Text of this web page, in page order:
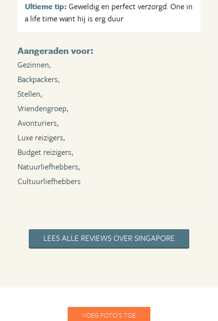
Ultieme tip: Geweldig en perfect verzorgd. One in
a life time want hij is erg duur
Aangeraden voor:
Gezinnen,
Backpackers,
Stellen,
Vriendengroep,
Avonturiers,
Luxe reizigers,
Budget reizigers,
Natuurliefhebbers,
Cultuurliefhebbers
LEES ALLE REVIEWS OVER SINGAPORE
VOEG FOTO'S TOE